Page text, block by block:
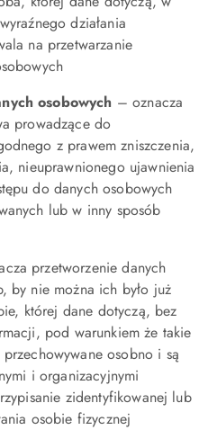
działania
na przetwarzanie
osobowych – oznacza
prowadzące do
z prawem zniszczenia,
nieuprawnionego ujawnienia
do danych osobowych
lub w inny sposób
przetworzenie danych
by nie można ich było już
której dane dotyczą, bez
pod warunkiem że takie
osobno i są
i organizacyjnymi
zidentyfikowanej lub
osobie fizycznej